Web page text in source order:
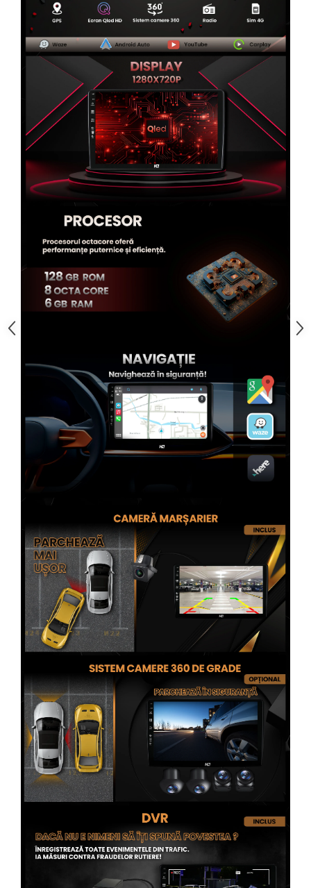
Rame adaptoare Nissan
Rame adaptoare Fiat
Rame adaptoare Hyundai
Rame adaptoare Chevrolet
Rame adaptoare Mitsubishi
Rame adaptoare Jeep
Rame adaptoare Chrysler
Rame adaptoare Dodge
Rame adaptoare Isuzu
Rame adaptoare Subaru
Rame adaptoare Smart
Rame adaptoare Land Rover
Rame adaptoare Ssangyong
Rame adaptoare Hummer
Conectica Auto
Conectică Audi
Conectică Ford
Conectică Volkswagen
Conectică Opel
Conectică Skoda
Conectică Honda
Conectică BMW
Conectică BMW
Conectică Chevrolet